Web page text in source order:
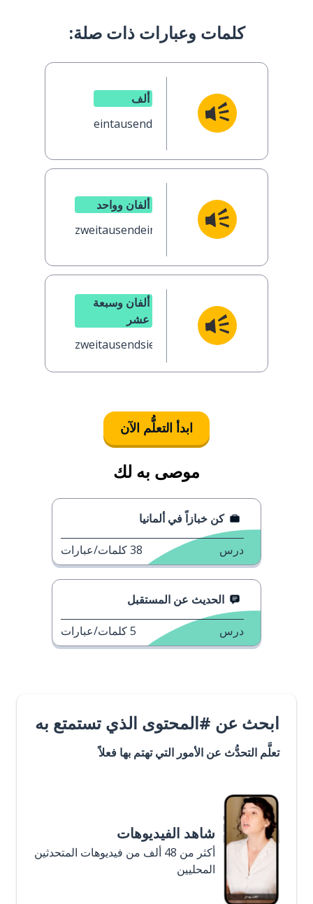
كلمات وعبارات ذات صلة:
ألف
eintausend
ألفان وواحد
zweitausendeins
ألفان وسبعة
عشر
zweitausendsiebzehn
ابدأ التعلُّم الآن
موصى به لك
كن خبازاً في ألمانيا
درس 38كلمات/عبارات
الحديث عن المستقبل
درس 5كلمات/عبارات
ابحث عن #المحتوى الذي تستمتع به
تعلَّم التحدُّث عن الأمور التي تهتم بها فعلاً
شاهد الفيديوهات
أكثر من 48 ألف من فيديوهات المتحدثين
المحليين